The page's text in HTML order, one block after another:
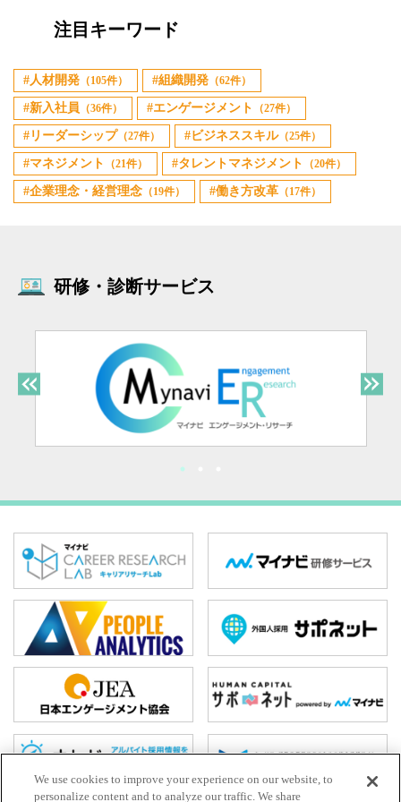
注目キーワード
人材開発 （105件） 組織開発 （62件）
新入社員 （36件） エンゲージメント （27件）
リーダーシップ （27件） ビジネススキル（25件）
マネジメント （21件） タレントマネジメント （20件）
企業理念・経営理念 （19件） 働き方改革 （17件）
研修・診断サービス
We use cookies to improve your experience on our website, to
personalize content and to analyze our traffic. We share